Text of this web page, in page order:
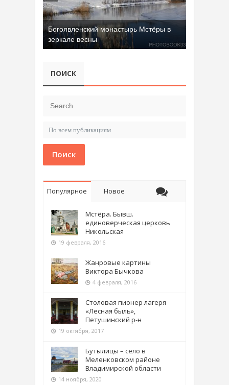
Богоявленский монастырь Мстёры в
зеркале весны
ПОИСК
Поиск
Популярное Новое
Мстёра. Бывш.
единоверческая церковь
Никольская
19 февраля, 2016
Жанровые картины
Виктора Бычкова
4 февраля, 2016
Столовая пионер лагеря
«Лесная быль»,
Петушинский р-н
19 октября, 2017
Бутылицы – село в
Меленковском районе
Владимирской области
14 ноября, 2020